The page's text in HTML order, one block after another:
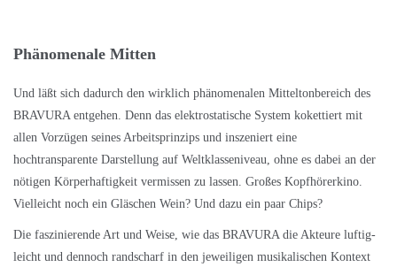
Phänomenale Mitten
Und läßt sich dadurch den wirklich phänomenalen Mitteltonbereich des
BRAVURA entgehen. Denn das elektrostatische System kokettiert mit
allen Vorzügen seines Arbeitsprinzips und inszeniert eine
hochtransparente Darstellung auf Weltklasseniveau, ohne es dabei an der
nötigen Körperhaftigkeit vermissen zu lassen. Großes Kopfhörerkino.
Vielleicht noch ein Gläschen Wein? Und dazu ein paar Chips?
Die faszinierende Art und Weise, wie das BRAVURA die Akteure luftig-
leicht und dennoch randscharf in den jeweiligen musikalischen Kontext